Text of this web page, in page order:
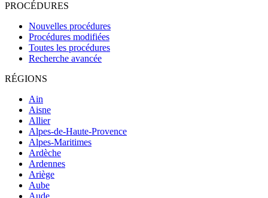
PROCÉDURES
Nouvelles procédures
Procédures modifiées
Toutes les procédures
Recherche avancée
RÉGIONS
Ain
Aisne
Allier
Alpes-de-Haute-Provence
Alpes-Maritimes
Ardèche
Ardennes
Ariège
Aube
Aude